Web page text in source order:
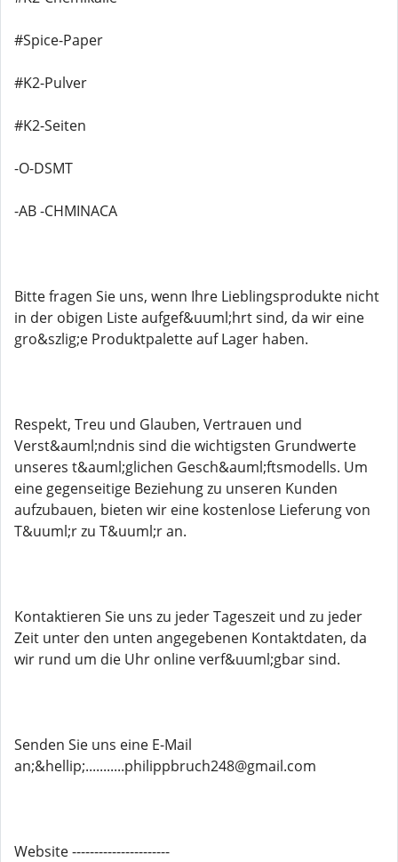
#Spice-Paper
#K2-Pulver
#K2-Seiten
-O-DSMT
-AB -CHMINACA
Bitte fragen Sie uns, wenn Ihre Lieblingsprodukte nicht
in der obigen Liste aufgef&uuml;hrt sind, da wir eine
gro&szlig;e Produktpalette auf Lager haben.
Respekt, Treu und Glauben, Vertrauen und
Verst&auml;ndnis sind die wichtigsten Grundwerte
unseres t&auml;glichen Gesch&auml;ftsmodells. Um
eine gegenseitige Beziehung zu unseren Kunden
aufzubauen, bieten wir eine kostenlose Lieferung von
T&uuml;r zu T&uuml;r an.
Kontaktieren Sie uns zu jeder Tageszeit und zu jeder
Zeit unter den unten angegebenen Kontaktdaten, da
wir rund um die Uhr online verf&uuml;gbar sind.
Senden Sie uns eine E-Mail
an;&hellip;...........philippbruch248@gmail.com
Website ----------------------